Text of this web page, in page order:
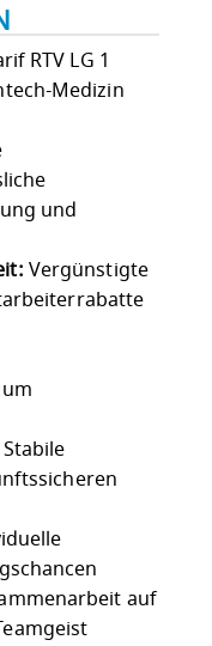
RTV LG 1
Medizin
und
Vergünstigte
Stabile
auf